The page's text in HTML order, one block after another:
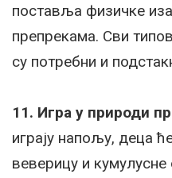
поставља физичке
препрекама. Сви
су потребни и
11. Игра у природи
играју напољу, деца
веверицу и